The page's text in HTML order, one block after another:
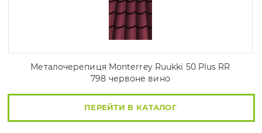
Металочерепиця Моntеrrey Ruukki 50 Plus RR
798 червоне вино
ПЕРЕЙТИ В КАТАЛОГ